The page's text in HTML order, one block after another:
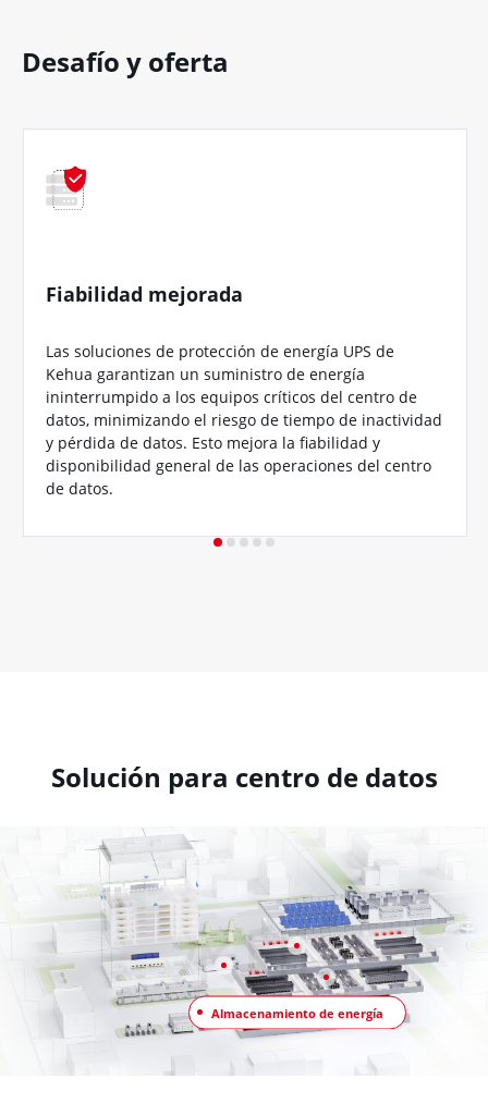
Desafío y oferta
Fiabilidad mejorada
Las soluciones de protección de energía UPS de
Kehua garantizan un suministro de energía
ininterrumpido a los equipos críticos del centro de
datos, minimizando el riesgo de tiempo de inactividad
y pérdida de datos. Esto mejora la fiabilidad y
disponibilidad general de las operaciones del centro
de datos.
Solución para centro de datos
Almacenamiento de energía